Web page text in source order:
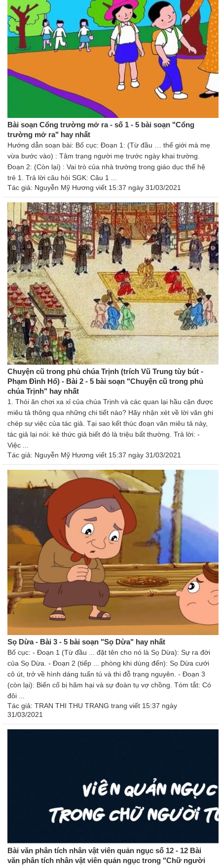
Bài soạn Cổng trường mở ra - số 1 - 5 bài soạn "Cổng
trường mở ra" hay nhất
Hướng dẫn soạn bài: Bố cục: Đoạn 1: (Từ đầu … thế giới mà mẹ
vừa bước vào) : Tâm trạng người mẹ trước ngày khai trường.
Đoạn 2: (Còn lại) : Vai trò của nhà trường trong giáo dục thế hệ
trẻ 1. Trả lời câu hỏi SGK: Câu 1 ...
Tác giả: Nguyễn Mỹ Hương viết 15:37 ngày 31/03/2021
Chuyện cũ trong phủ chúa Trịnh (trích Vũ Trung tùy bút -
Phạm Đình Hổ) - Bài 2 - 5 bài soạn "Chuyện cũ trong phủ
chúa Trịnh" hay nhất
1. Thói ăn chơi xa xỉ của chúa Trịnh và các quan lại hầu cận được
miêu tả thông qua những chi tiết nào? Hãy nhận xét về lời văn ghi
chép sự việc của tác giả. Tại sao kết thúc đoạn văn miêu tả này,
tác giả lại nói: kẻ thức giả biết đó là triệu bất thường. Trả lời: -
Việc ...
Tác giả: Nguyễn Mỹ Hương viết 15:37 ngày 31/03/2021
Sọ Dừa - Bài 3 - 5 bài soạn "Sọ Dừa" hay nhất
Bố cục: - Đoạn 1 (Từ đầu ... đặt tên cho nó là Sọ Dừa): Sự ra đời
của Sọ Dừa. - Đoạn 2 (tiếp ... phòng khi dùng đến): Sọ Dừa cưới
cô út, trở về hình dáng tuấn tú và thi đỗ trạng nguyên. - Đoạn 3
(còn lại): Biến cố bị hãm hại và sự đoàn tụ vợ chồng. Tóm tắt: Có
đôi ...
Tác giả: TRAN THI THU TRANG trang viết 15:37 ngày
31/03/2021
Bài văn phân tích nhân vật viên quản ngục số 12 - 12 Bài
văn phân tích nhân vật viên quản ngục trong "Chữ người